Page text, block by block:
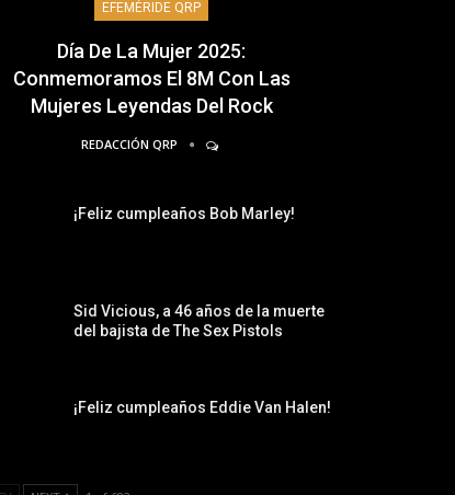
EFEMÉRIDE QRP
Día De La Mujer 2025:
Conmemoramos El 8M Con Las
Mujeres Leyendas Del Rock
REDACCIÓN QRP
¡Feliz cumpleaños Bob Marley!
Sid Vicious, a 46 años de la muerte
del bajista de The Sex Pistols
¡Feliz cumpleaños Eddie Van Halen!